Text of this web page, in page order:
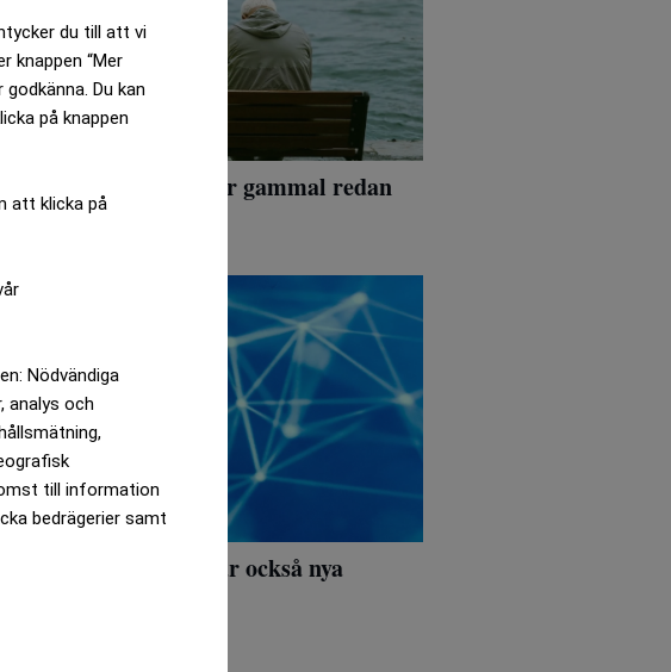
du till att vi
knappen “Mer
Du kan
på knappen
att klicka på
Nödvändiga
analys och
till information
bedrägerier samt
Du kan vara för gammal redan
– men skapar också nya